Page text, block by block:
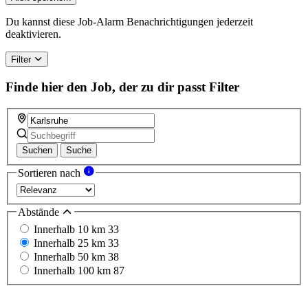
Du kannst diese Job-Alarm Benachrichtigungen jederzeit
deaktivieren.
Filter
Finde hier den Job, der zu dir passt Filter
Suchen Suche
Sortieren nach
Abstände
Innerhalb 10 km 33
Innerhalb 25 km 33
Innerhalb 50 km 38
Innerhalb 100 km 87